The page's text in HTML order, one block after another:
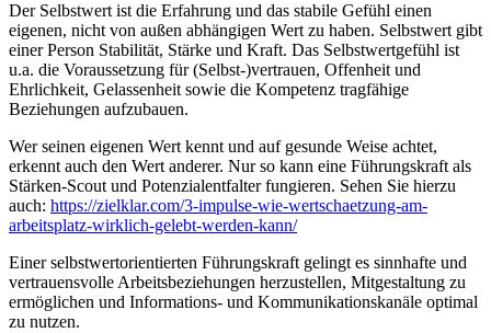
Der Selbstwert ist die Erfahrung und das stabile Gefühl einen
eigenen, nicht von außen abhängigen Wert zu haben. Selbstwert gibt
einer Person Stabilität, Stärke und Kraft. Das Selbstwertgefühl ist
u.a. die Voraussetzung für (Selbst-)vertrauen, Offenheit und
Ehrlichkeit, Gelassenheit sowie die Kompetenz tragfähige
Beziehungen aufzubauen.
Wer seinen eigenen Wert kennt und auf gesunde Weise achtet,
erkennt auch den Wert anderer. Nur so kann eine Führungskraft als
Stärken-Scout und Potenzialentfalter fungieren. Sehen Sie hierzu
auch: https://zielklar.com/3-impulse-wie-wertschaetzung-am-
arbeitsplatz-wirklich-gelebt-werden-kann/
Einer selbstwertorientierten Führungskraft gelingt es sinnhafte und
vertrauensvolle Arbeitsbeziehungen herzustellen, Mitgestaltung zu
ermöglichen und Informations- und Kommunikationskanäle optimal
zu nutzen.